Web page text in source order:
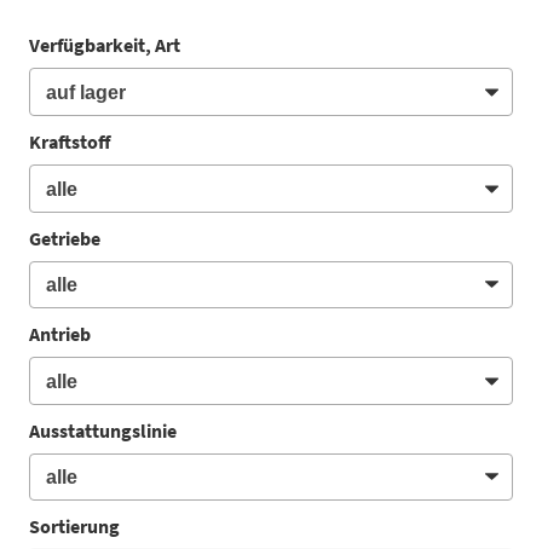
Verfügbarkeit, Art
Kraftstoff
Getriebe
Antrieb
Ausstattungslinie
Sortierung